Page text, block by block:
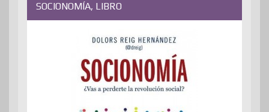
SOCIONOMÍA, LIBRO